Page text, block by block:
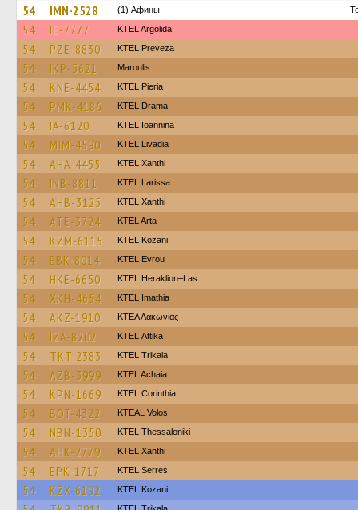
54 IMN-2528 (1) Афины
54 IE-7777 KTEL Argolida
54 PZE-8830 KTEL Preveza
54 IKP-5621 Maroulis
54 KNE-4454 KTEL Pieria
54 PMK-4186 KTEL Drama
54 IA-6120 KTEL Ioannina
54 MIM-4590 KTEL Livadia
54 AHA-4455 KTEL Xanthi
54 INB-8811 KTEL Larissa
54 AHB-3125 KTEL Xanthi
54 ATE-3724 KTEL Arta
54 KZM-6115 ΚΤΕL Kozani
54 EBK-8014 KTEL Evrou
54 HKE-6650 KTEL Heraklion–Las.
54 XKH-4654 KTEL Imathia
54 AKZ-1910 ΚΤΕΛ Λακωνίας
54 IZA-8202 KΤΕL Αttika
54 TKT-2383 ΚΤΕL Τrikala
54 AZB-3999 KTEL Achaia
54 KPN-1669 KTEL Corinthia
54 BOT-4322 KTEAL Volos
54 NBN-1350 KTEL Thessaloniki
54 AHK-2779 KTEL Xanthi
54 EPK-1717 KTEL Serres
54 KZX-6192 ΚΤΕL Kozani